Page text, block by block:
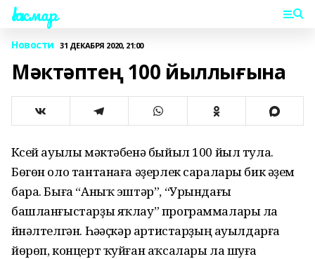
Һаҡмар
Новости 31 ДЕКАБРЯ 2020, 21:00
Мәктәптең 100 йыллығына
Күсей ауылы мәктәбенә быйыл 100 йыл тула.
Бөгөн оло тантанаға әҙерлек саралары бик әүҙем
бара. Быға “Аныҡ эштәр”, “Урындағы
башланғыстарҙы яҡлау” программалары ла
йүнәлтелгән. Һәүәҫкәр артистарҙың ауылдарға
йөрөп, концерт ҡуйған аҡсалары ла шуға